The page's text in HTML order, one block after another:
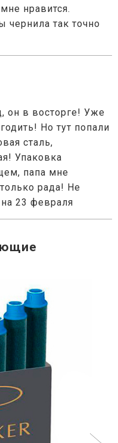
нравится.
чернила так точно
он в восторге! Уже
Но тут попали
сталь,
Упаковка
папа мне
рада! Не
23 февраля